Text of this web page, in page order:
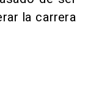
la carrera